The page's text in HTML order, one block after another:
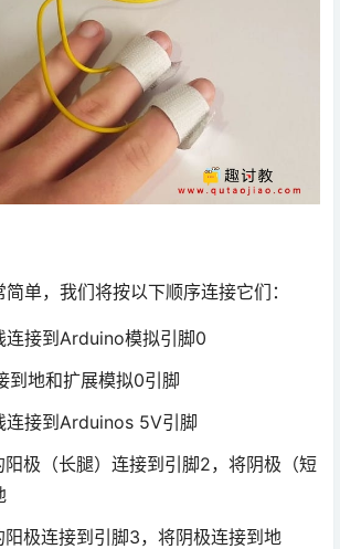
单，我们将按以下顺序连接它们：
连接到Arduino模拟引脚0
到地和扩展模拟0引脚
连接到Arduinos 5V引脚
极（长腿）连接到引脚2，将阴极（短
阳极连接到引脚3，将阴极连接到地